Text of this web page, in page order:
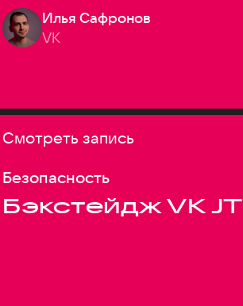
Илья Сафронов
VK
Смотреть запись
Безопасность
Бэкстейдж VK JT